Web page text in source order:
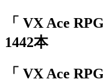
「 VX Ace
1442本
「 VX Ace